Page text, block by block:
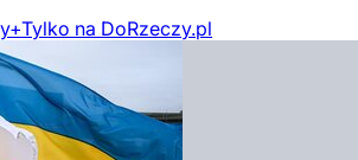
Tylko na DoRzeczy.pl